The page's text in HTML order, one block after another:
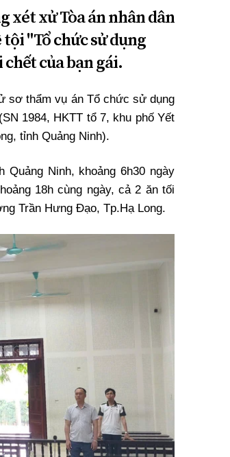
Công nghệ
xét xử Tòa án nhân dân
"Tổ chức sử dụng
của bạn gái.
sơ thẩm vụ án Tổ chức sử dụng
1984, HKTT tổ 7, khu phố Yết
tỉnh Quảng Ninh).
Quảng Ninh, khoảng 6h30 ngày
18h cùng ngày, cả 2 ăn tối
Trần Hưng Đạo, Tp.Hạ Long.